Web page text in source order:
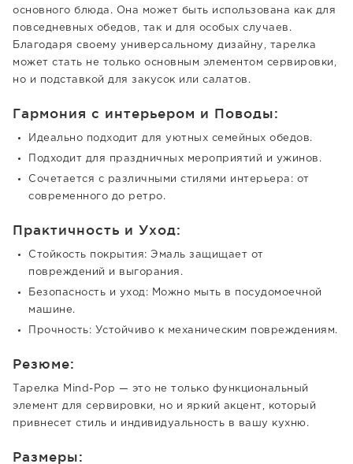
основного блюда. Она может быть использована как для
повседневных обедов, так и для особых случаев.
Благодаря своему универсальному дизайну, тарелка
может стать не только основным элементом сервировки,
но и подставкой для закусок или салатов.
Гармония с интерьером и Поводы:
Идеально подходит для уютных семейных обедов.
Подходит для праздничных мероприятий и ужинов.
Сочетается с различными стилями интерьера: от
современного до ретро.
Практичность и Уход:
Стойкость покрытия: Эмаль защищает от
повреждений и выгорания.
Безопасность и уход: Можно мыть в посудомоечной
машине.
Прочность: Устойчиво к механическим повреждениям.
Резюме:
Тарелка Mind-Pop — это не только функциональный
элемент для сервировки, но и яркий акцент, который
привнесет стиль и индивидуальность в вашу кухню.
Размеры: